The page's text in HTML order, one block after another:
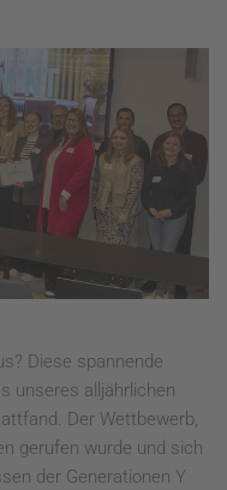
Diese spannende
unseres alljährlichen
Der Wettbewerb,
gerufen wurde und sich
der Generationen Y